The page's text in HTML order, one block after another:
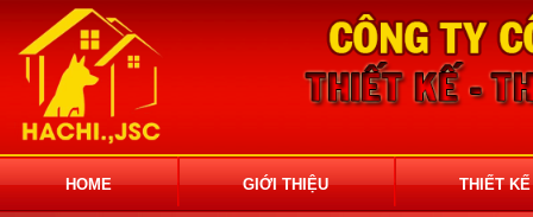
HOME GIỚI THIỆU THIẾT